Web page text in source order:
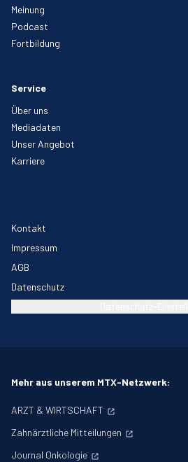
Meinung
Podcast
Fortbildung
Service
Über uns
Mediadaten
Unser Angebot
Karriere
Kontakt
Impressum
AGB
Datenschutz
Mehr aus unserem MTX-Netzwerk:
ARZT & WIRTSCHAFT
Zahnärztliche Mitteilungen
Journal Onkologie